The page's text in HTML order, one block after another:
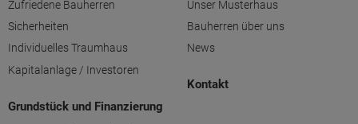
Zufriedene Bauherren
Sicherheiten
Individuelles Traumhaus
Kapitalanlage / Investoren
Grundstück und Finanzierung
Unser Musterhaus
Bauherren über uns
News
Kontakt